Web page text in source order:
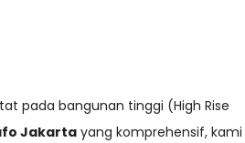
pada bangunan tinggi (High Rise
Jakarta yang komprehensif, kami